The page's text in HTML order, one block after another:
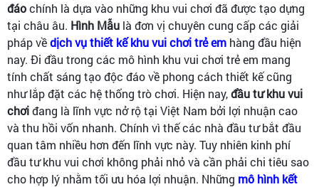
đáochính là dựa vào những khu vui chơi đã được tạo dựng
tại châu âu. Hình Mẫu là đơn vị chuyên cung cấp các giải
pháp vềdịch vụ thiết kế khu vui chơi trẻ em hàng đầu hiện
nay. Đi đầu trong các mô hình khu vui chơi trẻ em mang
tính chất sáng tạo độc đáo về phong cách thiết kế cũng
như lắp đặt các hệ thống trò chơi. Hiện nay,đầu tư khu vui
chơiđang là lĩnh vực nở rộ tại Việt Nam bởi lợi nhuận cao
và thu hồi vốn nhanh. Chính vì thế các nhà đầu tư bắt đầu
quan tâm nhiều hơn đến lĩnh vực này. Tuy nhiên kinh phí
đầu tư khu vui chơi không phải nhỏ và cần phải chi tiêu sao
cho hợp lý nhằm tối ưu hóa lợi nhuận. Những mô hình kết